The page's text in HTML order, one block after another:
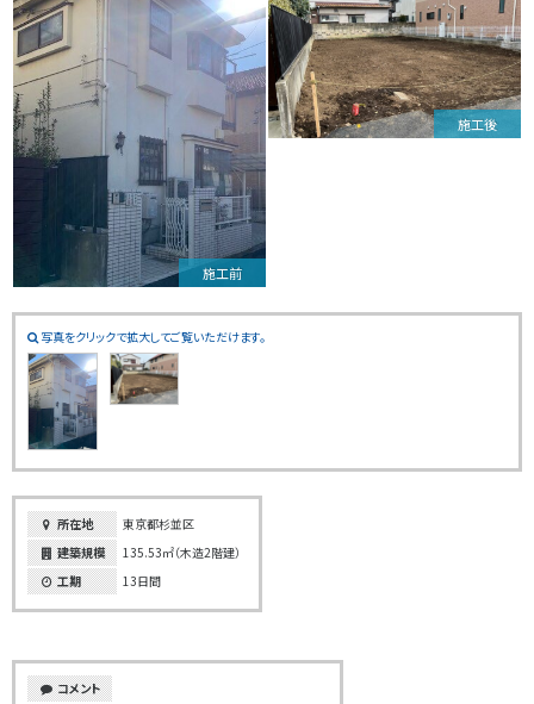
施工前
施工後
写真をクリックで拡大してご覧いただけます。
所在地
東京都杉並区
建築規模
135.53㎡（木造2階建）
工期
13日間
コメント